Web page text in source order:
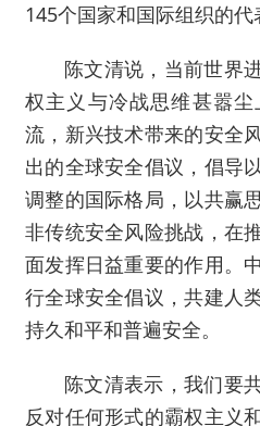
145个国家和国际组织的代
陈文清说，当前世界
权主义与冷战思维甚嚣
流，新兴技术带来的安全
出的全球安全倡议，倡导
调整的国际格局，以共赢
非传统安全风险挑战，在
面发挥日益重要的作用。
行全球安全倡议，共建人
持久和平和普遍安全。
陈文清表示，我们要
反对任何形式的霸权主义